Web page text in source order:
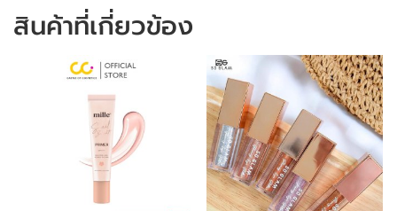
สินค้าที่เกี่ยวข้อง